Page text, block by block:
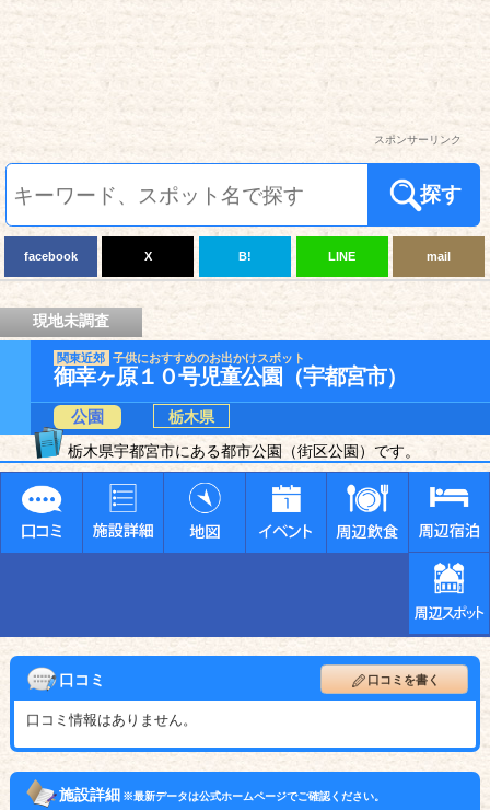
スポンサーリンク
探す
facebook X B! LINE mail
現地未調査
関東近郊 子供におすすめのお出かけスポット
御幸ヶ原１０号児童公園（宇都宮市）
公園
栃木県
栃木県宇都宮市にある都市公園（街区公園）です。
口コミ 口コミを書く
口コミ情報はありません。
施設詳細※最新データは公式ホームページでご確認ください。